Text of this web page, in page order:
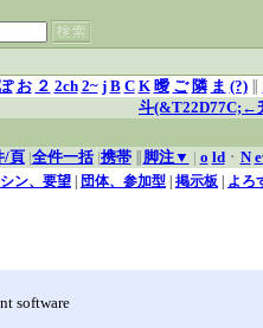
お ２ 2ch 2~ j B C K 曖 ご 隣 ま (?)∥
斗(&T22D77C;←
/頁|全件一括|携帯∥ 脚注▼ | o ld･ N
ン、要望| 団体、参加型| 掲示板| よろ
software